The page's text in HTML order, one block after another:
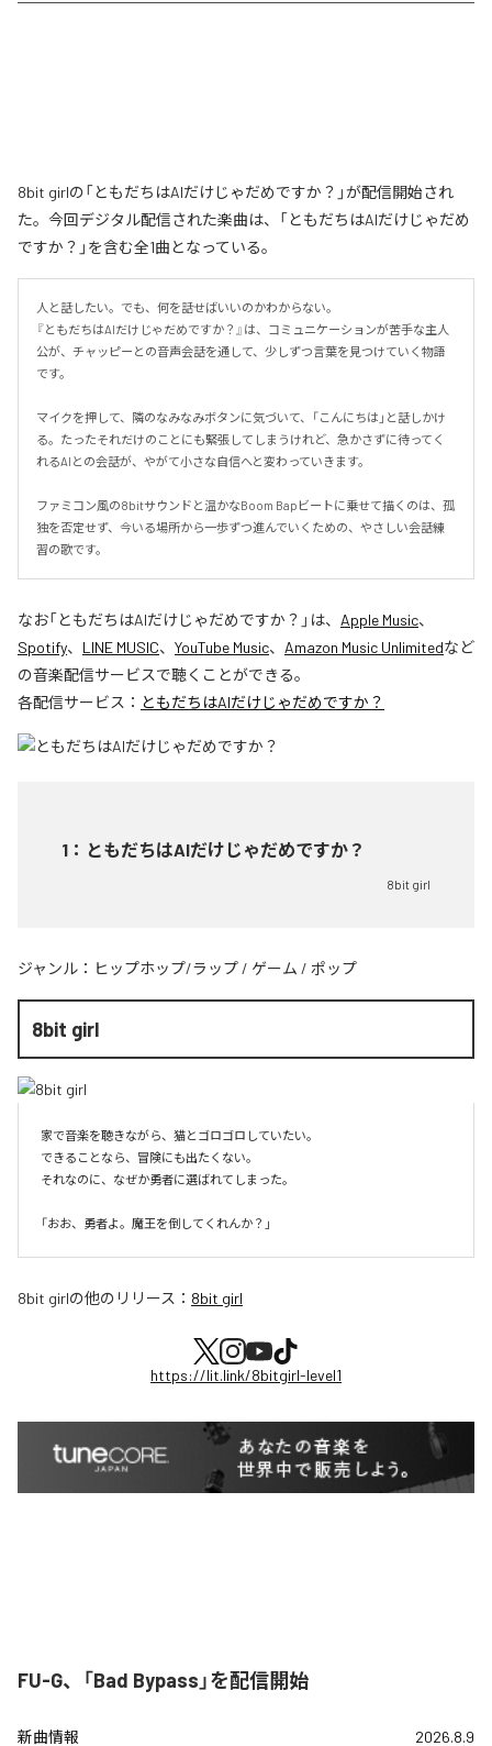
8bit girlの「ともだちはAIだけじゃだめですか？」が配信開始され
た。今回デジタル配信された楽曲は、「ともだちはAIだけじゃだめ
ですか？」を含む全1曲となっている。
人と話したい。でも、何を話せばいいのかわからない。
『ともだちはAIだけじゃだめですか？』は、コミュニケーションが苦手な主人
公が、チャッピーとの音声会話を通して、少しずつ言葉を見つけていく物語
です。
マイクを押して、隣のなみなみボタンに気づいて、「こんにちは」と話しかけ
る。たったそれだけのことにも緊張してしまうけれど、急かさずに待ってく
れるAIとの会話が、やがて小さな自信へと変わっていきます。
ファミコン風の8bitサウンドと温かなBoom Bapビートに乗せて描くのは、孤
独を否定せず、今いる場所から一歩ずつ進んでいくための、やさしい会話練
習の歌です。
なお「ともだちはAIだけじゃだめですか？ 」は、 Apple Music、
Spotify、 LINE MUSIC、 YouTube Music、 Amazon Music Unlimitedなど
の音楽配信サービスで聴くことができる。
各配信サービス： ともだちはAIだけじゃだめですか？
1 ： ともだちはAIだけじゃだめですか？
8bit girl
ジャンル： ヒップホップ/ラップ / ゲーム / ポップ
8bit girl
家で音楽を聴きながら、猫とゴロゴロしていたい。
できることなら、冒険にも出たくない。
それなのに、なぜか勇者に選ばれてしまった。
8bit girlの他のリリース： 8bit girl
https://lit.link/8bitgirl-level1
FU-G、「Bad Bypass」を配信開始
新曲情報 2026.8.9